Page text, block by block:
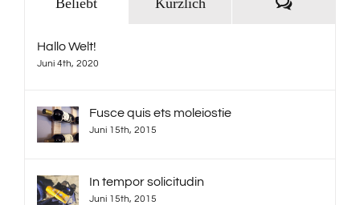
Hallo Welt!
Juni 4th, 2020
Fusce quis ets moleiostie
Juni 15th, 2015
In tempor solicitudin
Juni 15th, 2015